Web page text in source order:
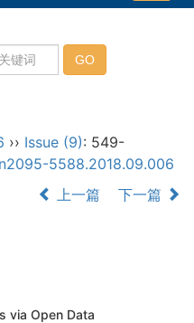
航
›› Issue (9): 549-
5588.2018.09.006
上一篇 下一篇
via Open Data